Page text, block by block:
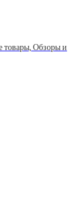
товары, Обзоры и